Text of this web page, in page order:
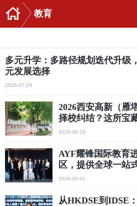
教育
多元升学：多路径规划迭代升级
元发展选择
2026-07-29
2026西安高新（雁
择校纠结？这所宝
2026-06-23
AYF耀锋国际教育
区，提供全球一站
2026-06-01
从HKDSE到IDSE